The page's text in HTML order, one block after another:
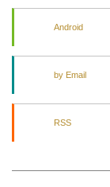
Android
by Email
RSS